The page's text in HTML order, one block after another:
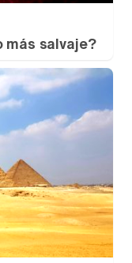
salvaje?